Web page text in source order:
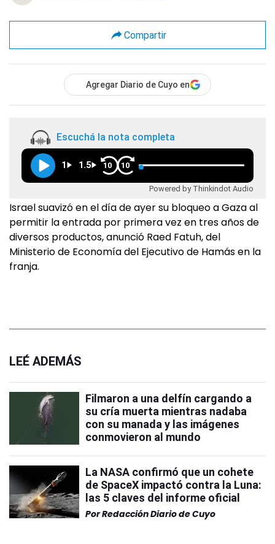
Compartir
Agregar Diario de Cuyo en
Escuchá la nota completa
1 1.5 10 10
Powered by Thinkindot Audio
Israel suavizó en el día de ayer su bloqueo a Gaza al
permitir la entrada por primera vez en tres años de
diversos productos, anunció Raed Fatuh, del
Ministerio de Economía del Ejecutivo de Hamás en la
franja.
LEÉ ADEMÁS
Filmaron a una delfín cargando a
su cría muerta mientras nadaba
con su manada y las imágenes
conmovieron al mundo
La NASA confirmó que un cohete
de SpaceX impactó contra la Luna:
las 5 claves del informe oficial
PorRedacción Diario de Cuyo